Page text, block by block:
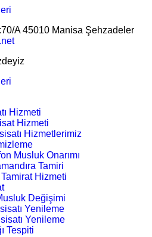
A 45010 Manisa Şehzadeler
Hizmeti
Hizmeti
Hizmetlerimiz
Musluk Onarımı
Tamiri
Hizmeti
Değişimi
Yenileme
Yenileme
Tespiti